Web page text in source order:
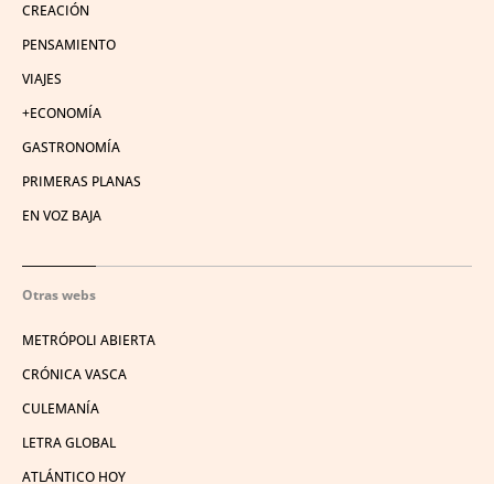
CREACIÓN
PENSAMIENTO
VIAJES
+ECONOMÍA
GASTRONOMÍA
PRIMERAS PLANAS
EN VOZ BAJA
Otras webs
METRÓPOLI ABIERTA
CRÓNICA VASCA
CULEMANÍA
LETRA GLOBAL
ATLÁNTICO HOY